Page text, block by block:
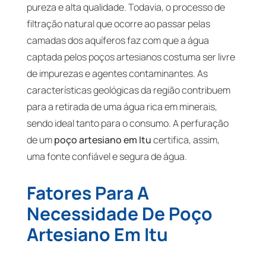
pureza e alta qualidade. Todavia, o processo de
filtração natural que ocorre ao passar pelas
camadas dos aquíferos faz com que a água
captada pelos poços artesianos costuma ser livre
de impurezas e agentes contaminantes. As
características geológicas da região contribuem
para a retirada de uma água rica em minerais,
sendo ideal tanto para o consumo. A perfuração
de umpoço artesiano em Itucertifica, assim,
uma fonte confiável e segura de água.
Fatores Para A
Necessidade De Poço
Artesiano Em Itu